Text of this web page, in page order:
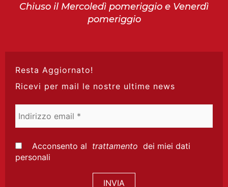
Chiuso il Mercoledì pomeriggio e Venerdì
pomeriggio
Resta Aggiornato!
Ricevi per mail le nostre ultime news
email
Acconsento al trattamento dei miei dati
personali